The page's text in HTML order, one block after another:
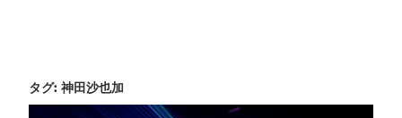
タグ: 神田沙也加